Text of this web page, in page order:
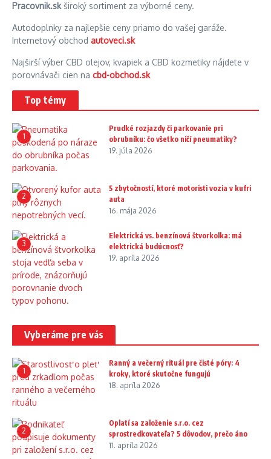
Pracovnik.skširoký sortiment za výborné ceny.
Autodoplnky za najlepšie ceny priamo do vašej garáže.
Internetový obchod autoveci.sk
Najširší výber CBD olejov, kvapiek a CBD kozmetiky nájdete v
porovnávači cien na cbd-obchod.sk
Top témy
1
Prudké rozjazdy či parkovanie pri
obrubníku: čo všetko ničí pneumatiky?
19. júla 2026
2
5 zbytočností, ktoré motoristi vozia v kufri
auta
16. mája 2026
3
Elektrická vs. benzínová štvorkolka: má
elektrická budúcnosť?
19. apríla 2026
Vyberáme pre vás
1
Ranný a večerný rituál pre čisté póry: 4
kroky, ktoré skutočne fungujú
18. apríla 2026
2
Oplatí sa založenie s.r.o. cez
sprostredkovateľa? 5 dôvodov, prečo áno
11. apríla 2026